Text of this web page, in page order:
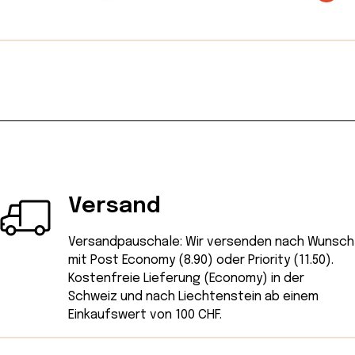
Das Kartenset ist super geeignet auch für
Versand
Versandpauschale: Wir versenden nach Wunsch
mit Post Economy (8.90) oder Priority (11.50).
Kostenfreie Lieferung (Economy) in der
Schweiz und nach Liechtenstein ab einem
Einkaufswert von 100 CHF.